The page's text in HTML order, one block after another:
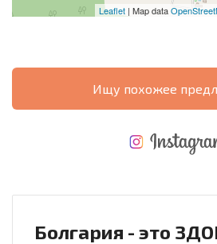
Leaflet | Map data
Ищу похожее
Болгария - это